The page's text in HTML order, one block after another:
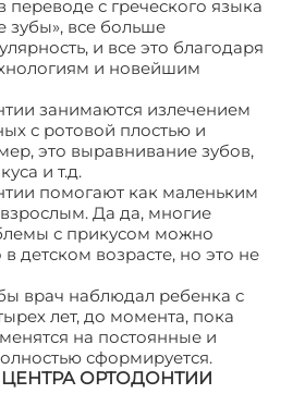
переводе с греческого языка
зубы», все больше
и все это благодаря
и новейшим
занимаются излечением
с ротовой плостью и
это выравнивание зубов,
и т.д.
помогают как маленьким
Да да, многие
с прикусом можно
в детском возрасте, но это не
врач наблюдал ребенка с
лет, до момента, пока
на постоянные и
сформируется.
ОРТОДОНТИИ